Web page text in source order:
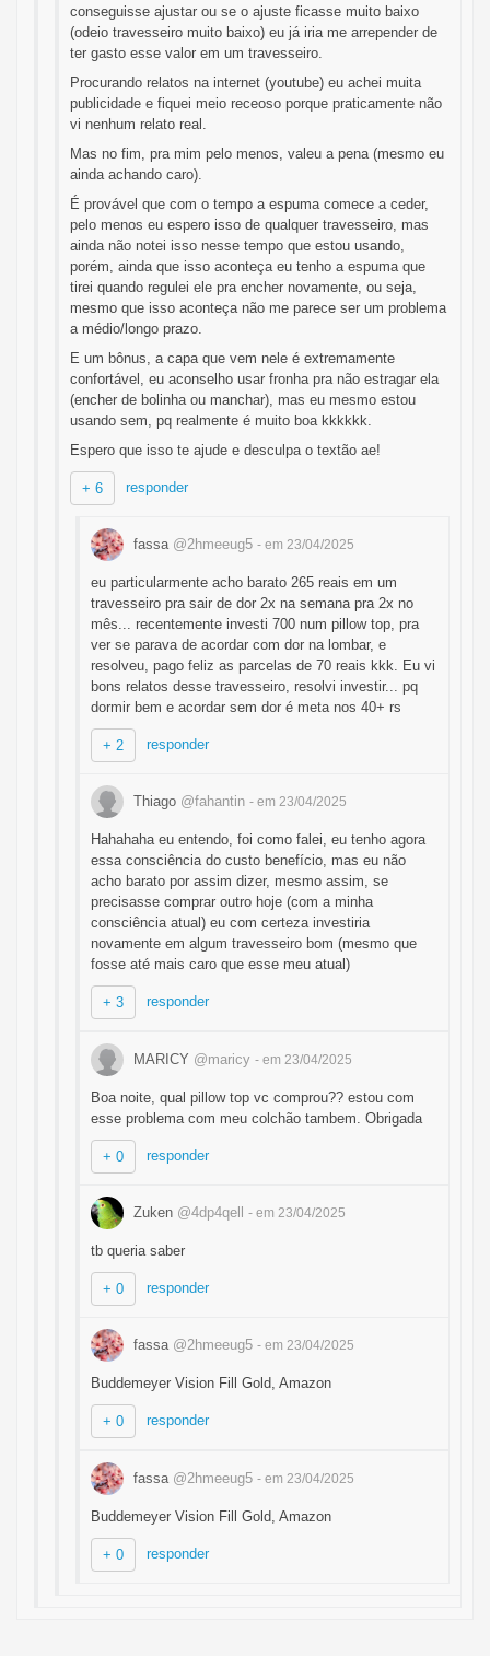
conseguisse ajustar ou se o ajuste ficasse muito baixo
(odeio travesseiro muito baixo) eu já iria me arrepender de
ter gasto esse valor em um travesseiro.
Procurando relatos na internet (youtube) eu achei muita
publicidade e fiquei meio receoso porque praticamente não
vi nenhum relato real.
Mas no fim, pra mim pelo menos, valeu a pena (mesmo eu
ainda achando caro).
É provável que com o tempo a espuma comece a ceder,
pelo menos eu espero isso de qualquer travesseiro, mas
ainda não notei isso nesse tempo que estou usando,
porém, ainda que isso aconteça eu tenho a espuma que
tirei quando regulei ele pra encher novamente, ou seja,
mesmo que isso aconteça não me parece ser um problema
a médio/longo prazo.
E um bônus, a capa que vem nele é extremamente
confortável, eu aconselho usar fronha pra não estragar ela
(encher de bolinha ou manchar), mas eu mesmo estou
usando sem, pq realmente é muito boa kkkkkk.
Espero que isso te ajude e desculpa o textão ae!
+ 6 responder
fassa @2hmeeug5 - em 23/04/2025
eu particularmente acho barato 265 reais em um
travesseiro pra sair de dor 2x na semana pra 2x no
mês... recentemente investi 700 num pillow top, pra
ver se parava de acordar com dor na lombar, e
resolveu, pago feliz as parcelas de 70 reais kkk. Eu vi
bons relatos desse travesseiro, resolvi investir... pq
dormir bem e acordar sem dor é meta nos 40+ rs
+ 2 responder
Thiago @fahantin - em 23/04/2025
Hahahaha eu entendo, foi como falei, eu tenho agora
essa consciência do custo benefício, mas eu não
acho barato por assim dizer, mesmo assim, se
precisasse comprar outro hoje (com a minha
consciência atual) eu com certeza investiria
novamente em algum travesseiro bom (mesmo que
fosse até mais caro que esse meu atual)
+ 3 responder
MARICY @maricy - em 23/04/2025
Boa noite, qual pillow top vc comprou?? estou com
esse problema com meu colchão tambem. Obrigada
+ 0 responder
Zuken @4dp4qell - em 23/04/2025
tb queria saber
+ 0 responder
fassa @2hmeeug5 - em 23/04/2025
Buddemeyer Vision Fill Gold, Amazon
+ 0 responder
fassa @2hmeeug5 - em 23/04/2025
Buddemeyer Vision Fill Gold, Amazon
+ 0 responder